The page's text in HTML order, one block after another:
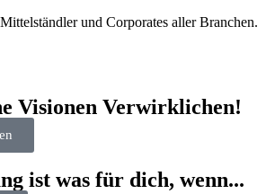
und Corporates aller Branchen.
Visionen Ver­wirklichen!
ist was für dich, wenn...